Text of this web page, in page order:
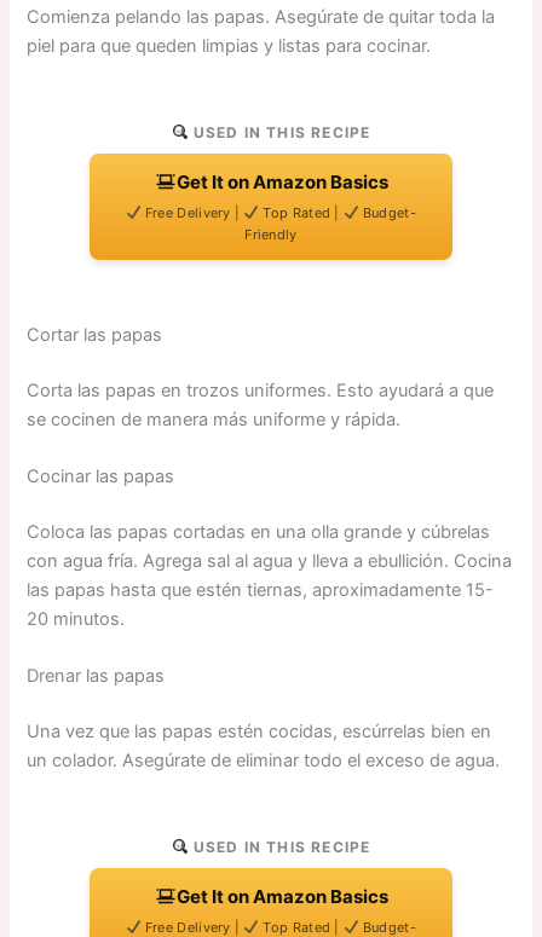
Comienza pelando las papas. Asegúrate de quitar toda la
piel para que queden limpias y listas para cocinar.
USED IN THIS RECIPE
Get It on Amazon Basics
Free Delivery | Top Rated |
Budget-
Friendly
Cortar las papas
Corta las papas en trozos uniformes. Esto ayudará a que
se cocinen de manera más uniforme y rápida.
Cocinar las papas
Coloca las papas cortadas en una olla grande y cúbrelas
con agua fría. Agrega sal al agua y lleva a ebullición. Cocina
las papas hasta que estén tiernas, aproximadamente 15-
20 minutos.
Drenar las papas
Una vez que las papas estén cocidas, escúrrelas bien en
un colador. Asegúrate de eliminar todo el exceso de agua.
USED IN THIS RECIPE
Get It on Amazon Basics
Free Delivery | Top Rated |
Budget-